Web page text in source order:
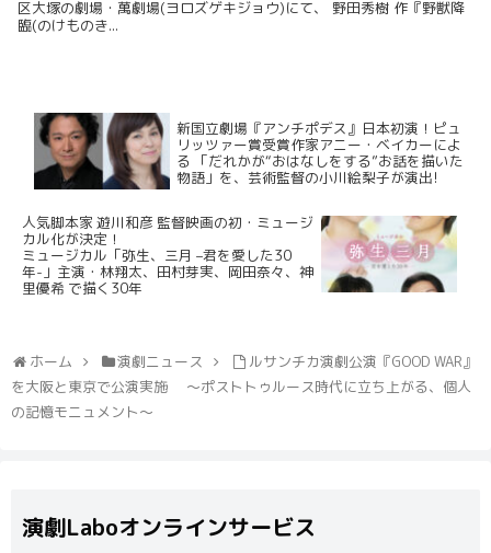
区大塚の劇場・萬劇場(ヨロズゲキジョウ)にて、 野田秀樹 作『野獣降
臨(のけものき...
新国立劇場『アンチポデス』日本初演！ピュ
リッツァー賞受賞作家アニー・ベイカーによ
る 「だれかが“おはなしをする”お話を描いた
物語」を、芸術監督の小川絵梨子が演出!
人気脚本家 遊川和彦 監督映画の初・ミュージ
カル化が決定！
ミュージカル「弥生、三月 –君を愛した30
年-」主演・林翔太、田村芽実、岡田奈々、神
里優希 で描く30年
ホーム 演劇ニュース
ルサンチカ演劇公演『GOOD WAR』
を大阪と東京で公演実施 ～ポストトゥルース時代に立ち上がる、個人
の記憶モニュメント～
演劇Laboオンラインサービス